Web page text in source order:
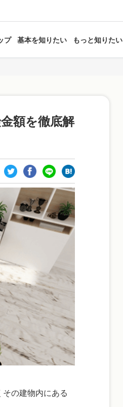
プ 基本を知りたい もっと知りたい
額を徹底解
の建物内にある